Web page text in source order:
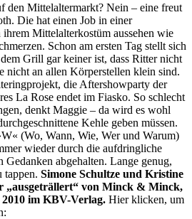
den Mittelaltermarkt? Nein – eine freut
Die hat einen Job in einer
Mittelalterkostüm aussehen wie
Schon am ersten Tag stellt sich
Grill gar keiner ist, dass Ritter nicht
nicht an allen Körperstellen klein sind.
die Aftershowparty der
La Rose endet im Fiasko. So schlecht
denkt Maggie – da wird es wohl
Kehle geben müssen.
(Wo, Wann, Wie, Wer und Warum)
wieder durch die aufdringliche
Gedanken abgehalten. Lange genug,
tappen. Simone Schultze und Kristine
„ausgeträllert“ von Minck & Minck,
2010 im KBV-Verlag. Hier klicken, um